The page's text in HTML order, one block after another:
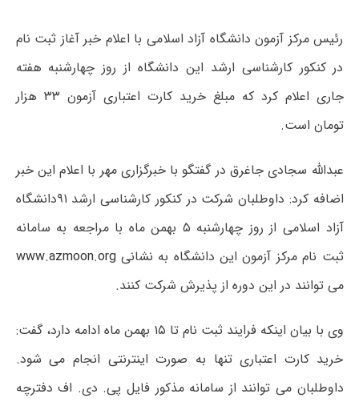
رئیس مرکز آزمون دانشگاه آزاد اسلامی با اعلام خبر آغاز ثبت نام
در کنکور کارشناسی ارشد این دانشگاه از روز چهارشنبه هفته
جاری اعلام کرد که مبلغ خرید کارت اعتباری آزمون ۳۳ هزار
تومان است.
عبدالله سجادی جاغرق در گفتگو با خبرگزاری مهر با اعلام این خبر
اضافه کرد: داوطلبان شرکت در کنکور کارشناسی ارشد ۹۱دانشگاه
آزاد اسلامی از روز چهارشنبه ۵ بهمن ماه با مراجعه به سامانه
ثبت نام مرکز آزمون این دانشگاه به نشانیwww.azmoon.org
می توانند در این دوره از پذیرش شرکت کنند.
وی با بیان اینکه فرایند ثبت نام تا ۱۵ بهمن ماه ادامه دارد، گفت:
خرید کارت اعتباری تنها به صورت اینترنتی انجام می شود.
داوطلبان می توانند از سامانه مذکور فایل پی. دی. اف دفترچه